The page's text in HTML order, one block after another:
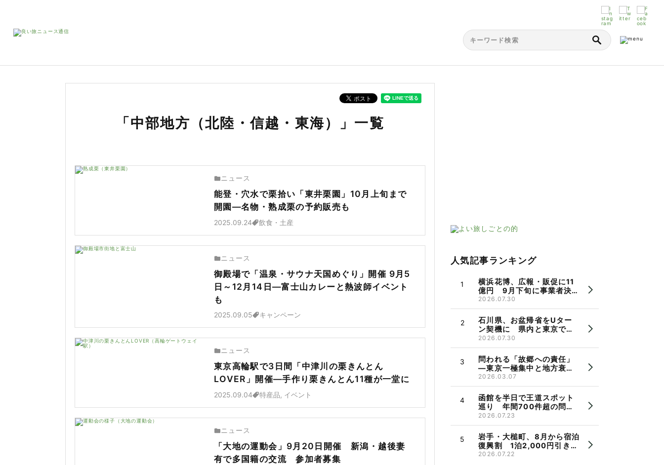
「中部地方（北陸・信越・東海）」一覧
ニュース
能登・穴水で栗拾い「東井栗園」10月上旬まで
開園―名物・熟成栗の予約販売も
2025.09.24 飲食・土産
ニュース
御殿場で「温泉・サウナ天国めぐり」開催 9月5
日～12月14日―富士山カレーと熱波師イベント
も
2025.09.05 キャンペーン
ニュース
東京高輪駅で3日間「中津川の栗きんとん
LOVER」開催―手作り栗きんとん11種が一堂に
2025.09.04 特産品, イベント
ニュース
「大地の運動会」9月20日開催 新潟・越後妻
有で多国籍の交流 参加者募集
人気記事ランキング
横浜花博、広報・販促に11
億円 9月下旬に事業者決
定、市長パワハラ問題で機
運に懸念も
2026.07.30
石川県、お盆帰省をUター
ン契機に 県内と東京で相
談会 県出身者の検討を後
押し
2026.07.30
問われる「故郷への責任」
―東京一極集中と地方衰
退 郷断ちと帰省のかたち
2026.03.07
函館を半日で王道スポット
巡り 年間700件超の問い
合わせ受け観光バス実証運
行
2026.07.23
岩手・大槌町、8月から宿泊
復興割 1泊2,000円引き、
県旅割併用で最大9,000円
2026.07.22